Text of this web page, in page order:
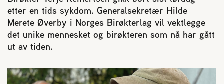
Medlemssider
Biene svermer
Reaksjon på bistikk
etter en tids sykdom. Generalsekretær Hilde
Merete Øverby i Norges Birøkterlag vil vektlegge
det unike mennesket og birøkteren som nå har gått
ut av tiden.